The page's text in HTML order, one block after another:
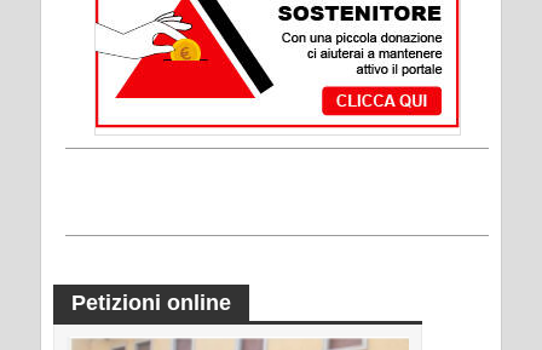
Petizioni online